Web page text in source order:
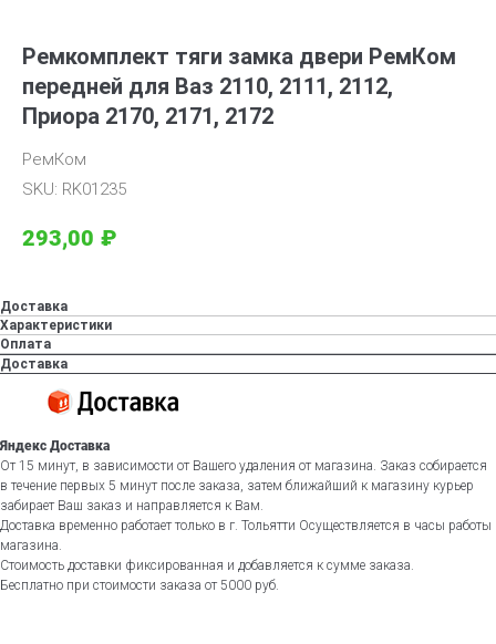
Ремкомплект тяги замка двери РемКом
передней для Ваз 2110, 2111, 2112,
Приора 2170, 2171, 2172
РемКом
SKU: RK01235
293,00 ₽
Доставка
Характеристики
Оплата
Доставка
Яндекс Доставка
От 15 минут, в зависимости от Вашего удаления от магазина. Заказ собирается
в течение первых 5 минут после заказа, затем ближайший к магазину курьер
забирает Ваш заказ и направляется к Вам.
Доставка временно работает только в г. Тольятти Осуществляется в часы работы
магазина.
Стоимость доставки фиксированная и добавляется к сумме заказа.
Бесплатно при стоимости заказа от 5000 руб.